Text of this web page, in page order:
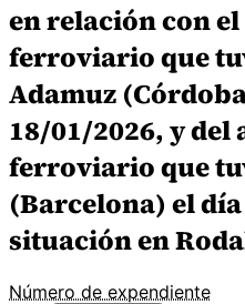
en relación con
ferroviario que
Adamuz
18/01/2026, y del
ferroviario que
(Barcelona) el
situación en
Número de expendiente